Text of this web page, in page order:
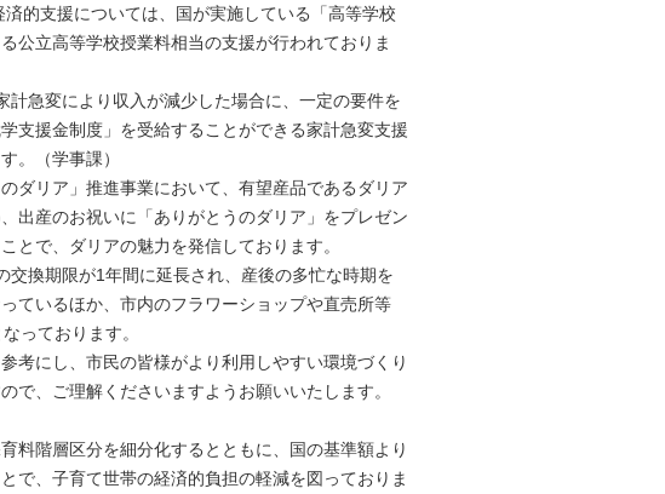
的支援については、国が実施している「高等学校
公立高等学校授業料相当の支援が行われておりま
計急変により収入が減少した場合に、一定の要件を
支援金制度」を受給することができる家計急変支援
。（学事課）
ダリア」推進事業において、有望産品であるダリア
出産のお祝いに「ありがとうのダリア」をプレゼン
とで、ダリアの魅力を発信しております。
交換期限が1年間に延長され、産後の多忙な時期を
ているほか、市内のフラワーショップや直売所等
っております。
考にし、市民の皆様がより利用しやすい環境づくり
で、ご理解くださいますようお願いいたします。
料階層区分を細分化するとともに、国の基準額より
で、子育て世帯の経済的負担の軽減を図っておりま